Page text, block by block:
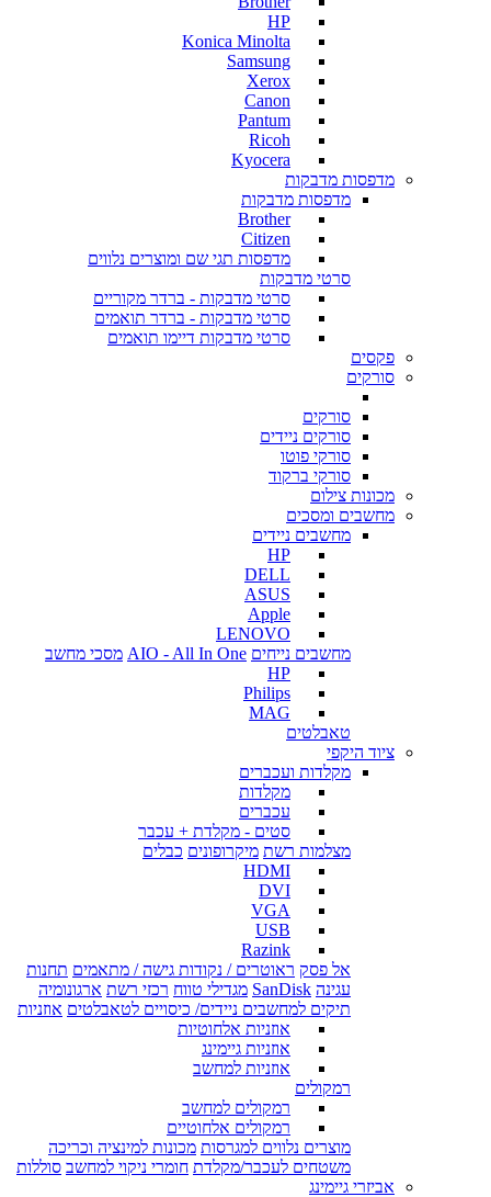
HP
Konica Minolta
Samsung
Xerox
Canon
Pantum
Ricoh
Kyocera
מדפסות מדבקות
מדפסות מדבקות
Brother
Citizen
מדפסות תגי שם ומוצרים נלווים
סרטי מדבקות
סרטי מדבקות - ברדר מקוריים
סרטי מדבקות - ברדר תואמים
סרטי מדבקות דיימו תואמים
פקסים
סורקים
סורקים
סורקים ניידים
סורקי פוטו
סורקי ברקוד
מכונות צילום
מחשבים ומסכים
מחשבים ניידים
HP
DELL
ASUS
Apple
LENOVO
מחשבים נייחים AIO - All In One מסכי מחשב
HP
Philips
MAG
טאבלטים
ציוד היקפי
מקלדות ועכברים
מקלדות
עכברים
סטים - מקלדת + עכבר
מצלמות רשת מיקרופונים כבלים
HDMI
DVI
VGA
USB
Razink
אל פסק ראוטרים / נקודות גישה / מתאמים תחנות
עגינה SanDisk מגדילי טווח רכזי רשת ארגונומיה
תיקים למחשבים ניידים/ כיסויים לטאבלטים אוזניות
אוזניות אלחוטיות
אוזניות גיימינג
אוזניות למחשב
רמקולים
רמקולים למחשב
רמקולים אלחוטיים
מוצרים נלווים למגרסות מכונות למינציה וכריכה
משטחים לעכבר/מקלדת חומרי ניקוי למחשב סוללות
אביזרי גיימינג